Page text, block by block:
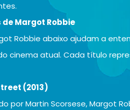
Margot Robbie
Robbie abaixo ajudam a
cinema atual. Cada título
(2013)
por Martin Scorsese, Margot